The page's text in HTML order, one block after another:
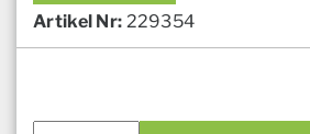
Artikel Nr: 229354